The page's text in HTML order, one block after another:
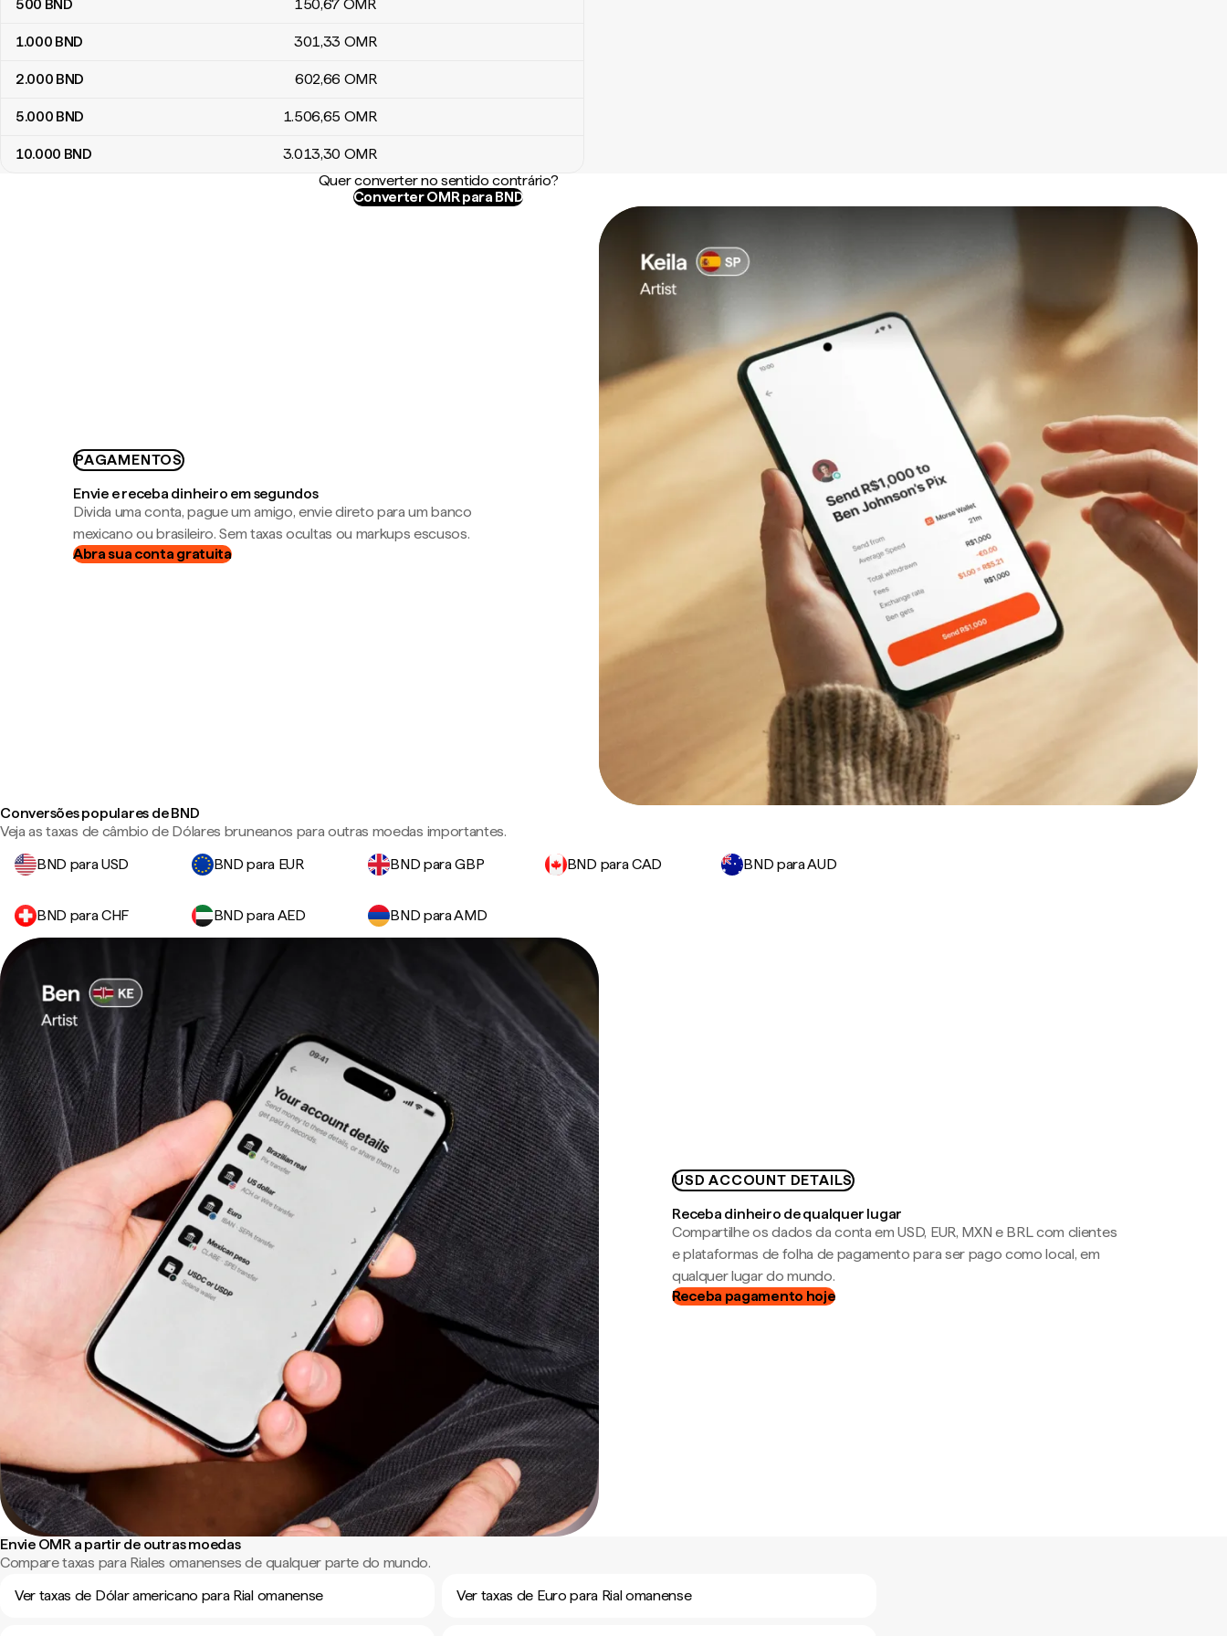
500 BND 150,67 OMR
1.000 BND 301,33 OMR
2.000 BND 602,66 OMR
5.000 BND 1.506,65 OMR
10.000 BND 3.013,30 OMR
Quer converter no sentido contrário?
Converter OMR para BND
PAGAMENTOS
Envie e receba dinheiro em segundos
Divida uma conta, pague um amigo, envie direto para um banco
mexicano ou brasileiro. Sem taxas ocultas ou markups escusos.
Abra sua conta gratuita
Conversões populares de BND
Veja as taxas de câmbio de Dólares bruneanos para outras moedas importantes.
BND para USD
BND para EUR BND para GBP BND para CAD BND para AUD
BND para CHF BND para AED BND para AMD
USD ACCOUNT DETAILS
Receba dinheiro de qualquer lugar
Compartilhe os dados da conta em USD, EUR, MXN e BRL com clientes
e plataformas de folha de pagamento para ser pago como local, em
qualquer lugar do mundo.
Receba pagamento hoje
Envie OMR a partir de outras moedas
Compare taxas para Riales omanenses de qualquer parte do mundo.
Ver taxas de Dólar americano para Rial omanense
Ver taxas de Euro para Rial omanense